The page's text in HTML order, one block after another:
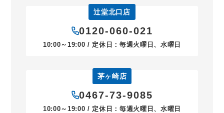
辻堂北口店
0120-060-021
10:00～19:00 / 定休日：毎週火曜日、水曜日
茅ヶ崎店
0467-73-9085
10:00～19:00 / 定休日：毎週火曜日、水曜日